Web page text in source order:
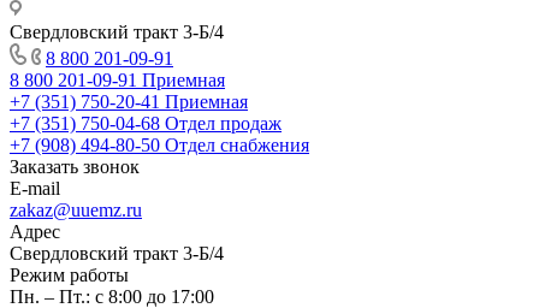
Свердловский тракт 3-Б/4
8 800 201-09-91
8 800 201-09-91 Приемная
+7 (351) 750-20-41 Приемная
+7 (351) 750-04-68 Отдел продаж
+7 (908) 494-80-50 Отдел снабжения
Заказать звонок
E-mail
zakaz@uuemz.ru
Адрес
Свердловский тракт 3-Б/4
Режим работы
Пн. – Пт.: с 8:00 до 17:00